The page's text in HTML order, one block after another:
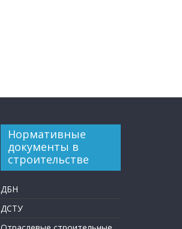
Нормативные
документы в
строительстве
ДБН
ДСТУ